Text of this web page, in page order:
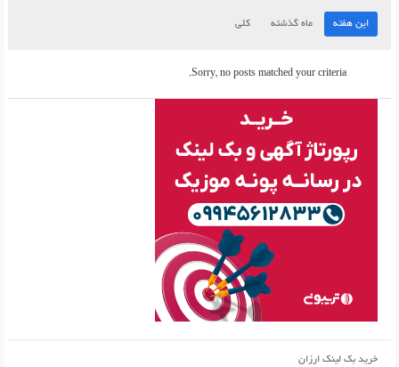
این هفته ماه گذشته کلی
Sorry, no posts matched your criteria.
خرید بک لینک ارزان